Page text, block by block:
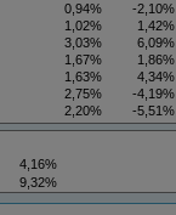
0,94%
-2,10%
1,02%
1,42%
3,03%
6,09%
1,67%
1,86%
1,63%
4,34%
2,75%
-4,19%
2,20%
-5,51%
4,34%
9,22%
4,16%
9,32%